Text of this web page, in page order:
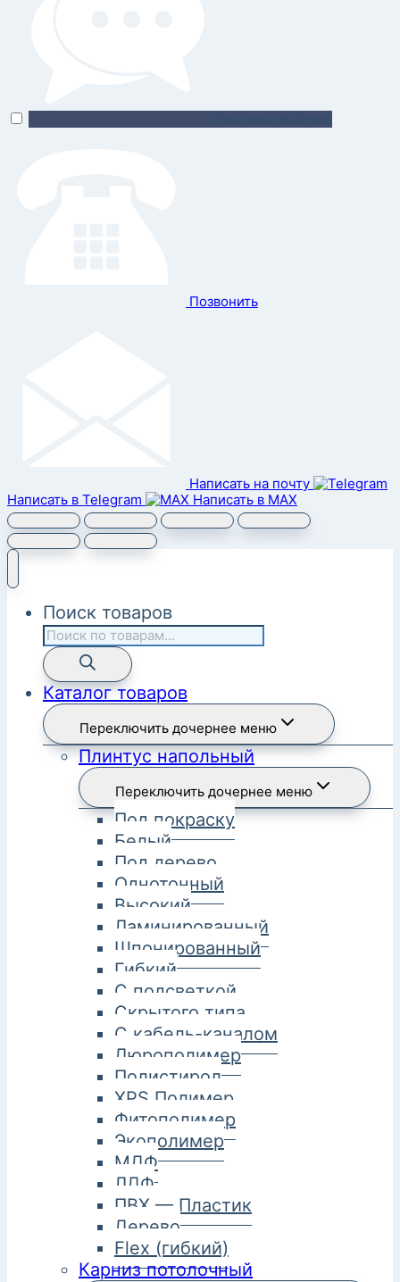
Позвонить
Написать на почту
Написать в Telegram
Написать в MAX
Поиск товаров
Каталог товаров
Переключить дочернее меню
Плинтус напольный
Переключить дочернее меню
Под покраску
Белый
Под дерево
Однотонный
Высокий
Ламинированный
Шпонированный
Гибкий
С подсветкой
Скрытого типа
С кабель-каналом
Дюрополимер
Полистирол
XPS Полимер
Фитополимер
Экополимер
МДФ
ЛДФ
ПВХ — Пластик
Дерево
Flex (гибкий)
Карниз потолочный